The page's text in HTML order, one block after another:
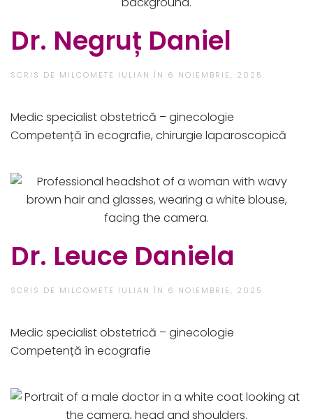
Dr. Negruț Daniel
SCRIS DE MILCOMETE IULIAN ÎN 6 NOIEMBRIE, 2025
Medic specialist obstetrică – ginecologie
Competență în ecografie, chirurgie laparoscopică
Dr. Leuce Daniela
SCRIS DE MILCOMETE IULIAN ÎN 6 NOIEMBRIE, 2025
Medic specialist obstetrică – ginecologie​
Competență în ecografie